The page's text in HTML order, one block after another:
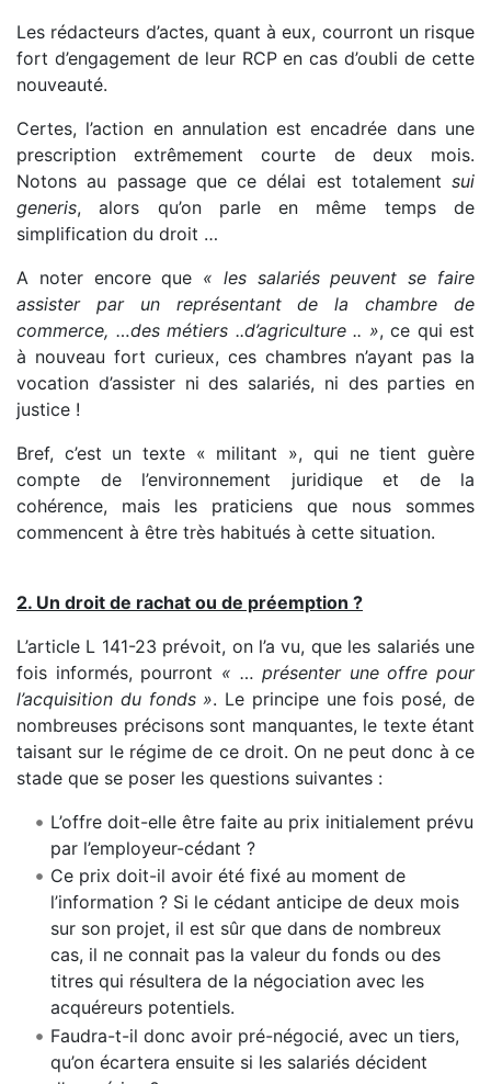
Les rédacteurs d’actes, quant à eux, courront un risque
fort d’engagement de leur RCP en cas d’oubli de cette
nouveauté.
Certes, l’action en annulation est encadrée dans une
prescription extrêmement courte de deux mois.
Notons au passage que ce délai est totalement sui
generis, alors qu’on parle en même temps de
simplification du droit …
A noter encore que « les salariés peuvent se faire
assister par un représentant de la chambre de
commerce, …des métiers ..d’agriculture .. », ce qui est
à nouveau fort curieux, ces chambres n’ayant pas la
vocation d’assister ni des salariés, ni des parties en
justice !
Bref, c’est un texte « militant », qui ne tient guère
compte de l’environnement juridique et de la
cohérence, mais les praticiens que nous sommes
commencent à être très habitués à cette situation.
2. Un droit de rachat ou de préemption ?
L’article L 141-23 prévoit, on l’a vu, que les salariés une
fois informés, pourront « … présenter une offre pour
l’acquisition du fonds ». Le principe une fois posé, de
nombreuses précisons sont manquantes, le texte étant
taisant sur le régime de ce droit. On ne peut donc à ce
stade que se poser les questions suivantes :
L’offre doit-elle être faite au prix initialement prévu
par l’employeur-cédant ?
Ce prix doit-il avoir été fixé au moment de
l’information ? Si le cédant anticipe de deux mois
sur son projet, il est sûr que dans de nombreux
cas, il ne connait pas la valeur du fonds ou des
titres qui résultera de la négociation avec les
acquéreurs potentiels.
Faudra-t-il donc avoir pré-négocié, avec un tiers,
qu’on écartera ensuite si les salariés décident